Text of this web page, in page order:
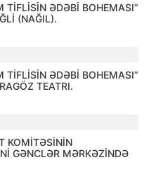
TİFLİSİN ƏDƏBİ BOHEMASI”
(NAĞIL).
TİFLİSİN ƏDƏBİ BOHEMASI”
TEATRI.
KOMİTƏSİNİN
GƏNCLƏR MƏRKƏZİNDƏ